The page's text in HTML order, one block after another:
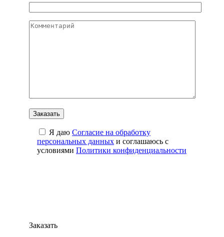
Я даю Cогласие на обработку
персональных данных и соглашаюсь с
условиями Политики конфиденциальности
Заказать